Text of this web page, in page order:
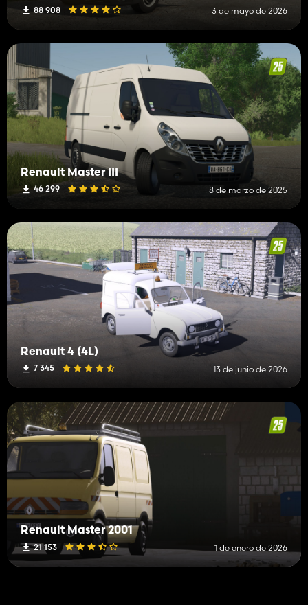
88 908 3 de mayo de 2026
Renault Master III
46 299 8 de marzo de 2025
Renault 4 (4L)
7 345 13 de junio de 2026
Renault Master 2001
21 153 1 de enero de 2026